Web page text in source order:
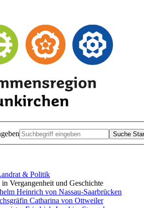
Suche
& Politik
Vergangenheit und Geschichte
Heinrich von Nassau-Saarbrücken
Catharina von Ottweiler